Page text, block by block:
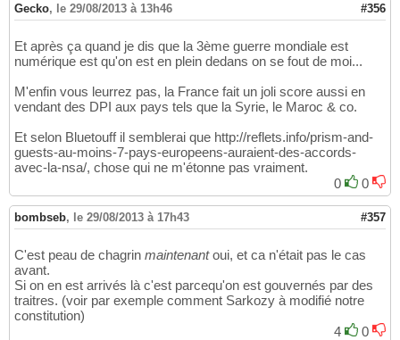
Gecko, le 29/08/2013 à 13h46 #356
Et après ça quand je dis que la 3ème guerre mondiale est
numérique est qu'on est en plein dedans on se fout de moi...
M'enfin vous leurrez pas, la France fait un joli score aussi en
vendant des DPI aux pays tels que la Syrie, le Maroc & co.
Et selon Bluetouff il semblerai que http://reflets.info/prism-and-
guests-au-moins-7-pays-europeens-auraient-des-accords-
avec-la-nsa/, chose qui ne m'étonne pas vraiment.
0
0
bombseb, le 29/08/2013 à 17h43 #357
C'est peau de chagrin maintenantoui, et ca n'était pas le cas
avant.
Si on en est arrivés là c'est parcequ'on est gouvernés par des
traitres. (voir par exemple comment Sarkozy à modifié notre
constitution)
4
0